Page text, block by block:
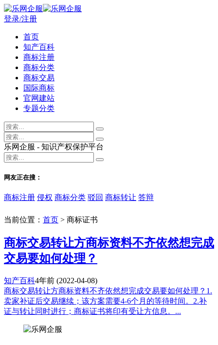
登录/注册
首页
知产百科
商标注册
商标分类
商标交易
国际商标
官网建站
专题分类
乐网企服 - 知识产权保护平台
网友正在搜：
商标注册 侵权 商标分类 驳回 商标转让 答辩
当前位置： 首页 > 商标证书
商标交易转让方商标资料不齐依然想完成
交易要如何处理？
知产百科4年前 (2022-04-08)
商标交易转让方商标资料不齐依然想完成交易要如何处理？1.
卖家补证后交易继续；该方案需要4-6个月的等待时间。2.补
证与转让同时进行；商标证书将印有受让方信息。...